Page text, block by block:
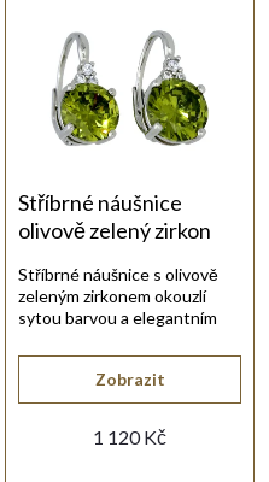
Stříbrné náušnice
olivově zelený zirkon
1 120 Kč
Zobrazit
Stříbrné náušnice s olivově
zeleným zirkonem okouzlí
sytou barvou a elegantním